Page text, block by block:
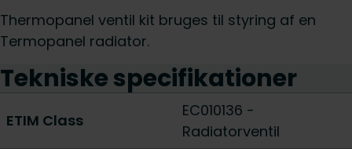
Thermopanel ventil kit bruges til styring af en
Termopanel radiator.
Tekniske specifikationer
ETIM Class
EC010136 -
Radiatorventil